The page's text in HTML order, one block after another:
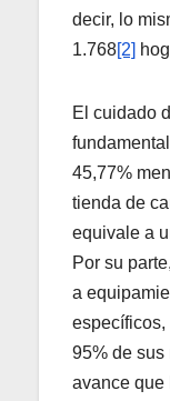
decir, lo
1.768[2]
El cuidado
45,77%
tienda de
equivale a
Por su
a
específicos,
95% de sus
avance que